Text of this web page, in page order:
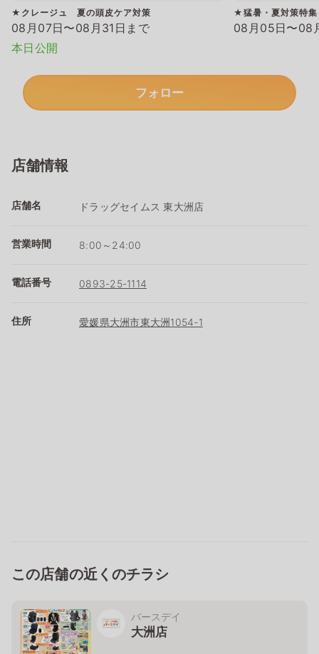
★クレージュ 夏の頭皮ケア対策
08月07日〜08月31日まで
本日公開
★猛暑・夏対策特集
08月05日〜08
フォロー
店舗情報
店舗名 ドラッグセイムス 東大洲店
営業時間 8:00～24:00
電話番号 0893-25-1114
住所 愛媛県大洲市東大洲1054-1
この店舗の近くのチラシ
バースデイ
大洲店